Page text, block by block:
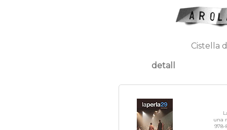
Cistella
detall
una
978-